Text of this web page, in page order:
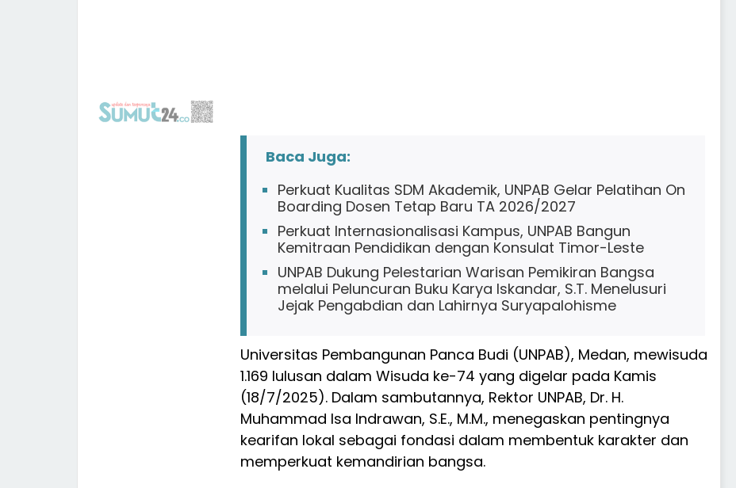
Baca Juga:
Perkuat Kualitas SDM Akademik, UNPAB Gelar Pelatihan On
Boarding Dosen Tetap Baru TA 2026/2027
Perkuat Internasionalisasi Kampus, UNPAB Bangun
Kemitraan Pendidikan dengan Konsulat Timor-Leste
UNPAB Dukung Pelestarian Warisan Pemikiran Bangsa
melalui Peluncuran Buku Karya Iskandar, S.T. Menelusuri
Jejak Pengabdian dan Lahirnya Suryapalohisme
Universitas Pembangunan Panca Budi (UNPAB), Medan, mewisuda
1.169 lulusan dalam Wisuda ke-74 yang digelar pada Kamis
(18/7/2025). Dalam sambutannya, Rektor UNPAB, Dr. H.
Muhammad Isa Indrawan, S.E., M.M., menegaskan pentingnya
kearifan lokal sebagai fondasi dalam membentuk karakter dan
memperkuat kemandirian bangsa.